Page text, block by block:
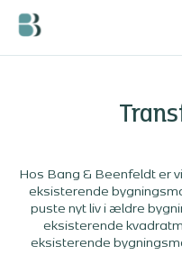
Hos Bang & Beenfeldt er
eksisterende
puste nyt liv i ældre
eksisterende
eksisterende